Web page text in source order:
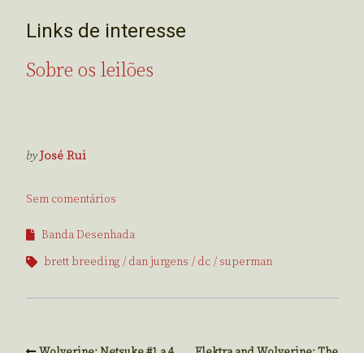
Links de interesse
Sobre os leilões
byJosé Rui
Sem comentários
Banda Desenhada
brett breeding
dan jurgens dc superman